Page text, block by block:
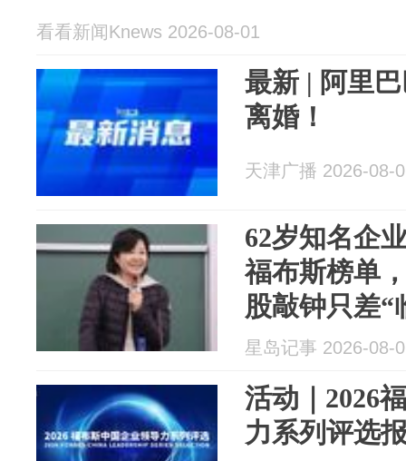
看看新闻Knews 2026-08-01
最新 | 阿里
离婚！
天津广播 2026-08-
62岁知名企
福布斯榜单
股敲钟只差“
抓，涉非法
星岛记事 2026-08-
活动｜2026
力系列评选